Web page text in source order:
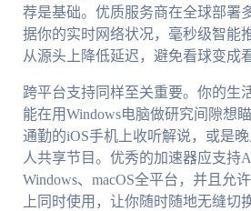
荐是基础。优质服务商在全球部署
据你的实时网络状况，毫秒级智能
从源头上降低延迟，避免看球变成
跨平台支持同样至关重要。你的生
能在用Windows电脑做研究间隙想
通勤的iOS手机上收听解说，或是
人共享节目。优秀的加速器应支持
Windows、macOS全平台，并且允
上同时使用，让你随时随地无缝切换